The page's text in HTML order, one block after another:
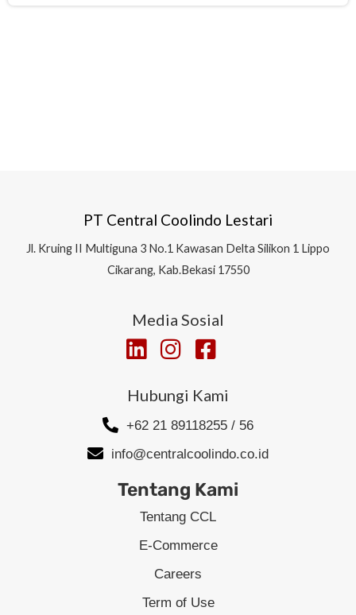
PT Central Coolindo Lestari
Jl. Kruing II Multiguna 3 No.1 Kawasan Delta Silikon 1 Lippo
Cikarang, Kab.Bekasi 17550
Media Sosial
Hubungi Kami
+62 21 89118255 / 56
info@centralcoolindo.co.id
Tentang Kami
Tentang CCL
E-Commerce
Careers
Term of Use